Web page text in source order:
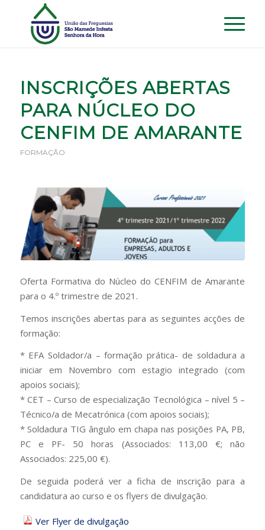
INSCRIÇÕES ABERTAS
PARA NÚCLEO DO
CENFIM DE AMARANTE
FORMAÇÃO
Oferta Formativa do Núcleo do CENFIM de Amarante
para o 4.º trimestre de 2021.
Temos inscrições abertas para as seguintes acções de
formação:
* EFA Soldador/a – formação prática- de soldadura a
iniciar em Novembro com estagio integrado (com
apoios sociais);
* CET – Curso de especialização Tecnológica – nível 5 –
Técnico/a de Mecatrónica (com apoios sociais);
* Soldadura TIG ângulo em chapa nas posições PA, PB,
PC e PF- 50 horas (Associados: 113,00 €; não
Associados: 225,00 €).
De seguida poderá ver a ficha de inscrição para a
candidatura ao curso e os flyers de divulgação.
Ver Flyer de divulgação